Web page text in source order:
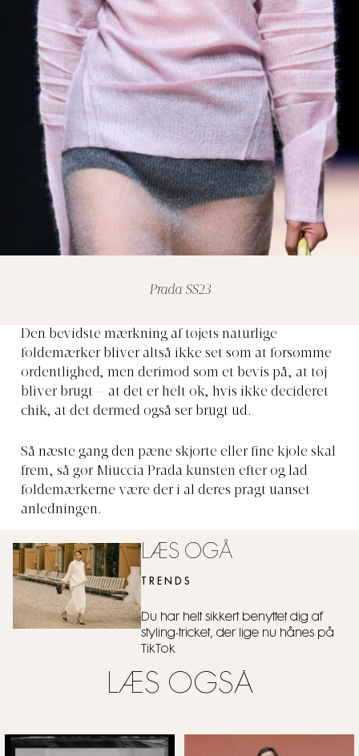
Prada SS23
Den bevidste mærkning af tøjets naturlige
foldemærker bliver altså ikke set som at forsømme
ordentlighed, men derimod som et bevis på, at tøj
bliver brugt – at det er helt ok, hvis ikke decideret
chik, at det dermed også ser brugt ud.
Så næste gang den pæne skjorte eller fine kjole skal
frem, så gør Miuccia Prada kunsten efter og lad
foldemærkerne være der i al deres pragt uanset
anledningen.
LÆS OGÅ
TRENDS
Du har helt sikkert benyttet dig af
styling-tricket, der lige nu hånes på
TikTok
LÆS OGSÅ